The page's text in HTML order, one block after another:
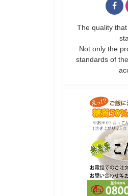
The quality
Not only the
standards of